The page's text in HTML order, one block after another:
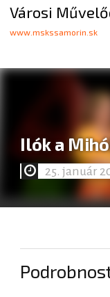
Városi
www.mskssamorin.sk
Ilók a
25. január